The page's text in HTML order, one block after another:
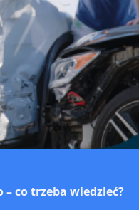
co trzeba wiedzieć?